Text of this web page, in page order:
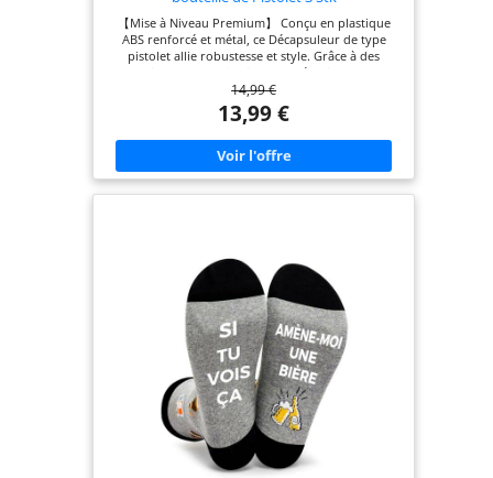
【Mise à Niveau Premium】 Conçu en plastique
ABS renforcé et métal, ce Décapsuleur de type
pistolet allie robustesse et style. Grâce à des
techniques de fabrication avancées, il offre une
prise en main plus ergonomique et une longévité
accrue par rapport aux modèles classiques. Son
aimant surpuissant garantit une rétention
sécurisée des capsules, évitant tout risque de
chute pendant l'utilisation. 【Animation
Garantie】 Transformez chaque ouverture de
bouteille en moment de fun ! Avec son design
Propre et efficace, il évite de se salir les mains.
【Cadeau Parfait】 Le kit comprend 3 Ouvre
Bouteilles de Bière aux couleurs vibrantes (bleu,
rouge, noir), chacun arborant un design mécha
futuristic. Dimensions : 14 x 7 x 3,7 cm. Offrez-le à
un passionné de bière, à votre père ou à un ami
pour un cadeau original qui marquera les esprits !
【Polyvalence d'Utilisation】 Compatible avec la
majorité des bouteilles capsulées (bières, sodas,
boissons gazeuses), cet ouvre-bouteille est
indispensable aussi bien à la maison qu’au bar, au
restaurant ou en extérieur. Son utilisation
intuitive et sans effort convient à toutes les
14,99 €
13,99 €